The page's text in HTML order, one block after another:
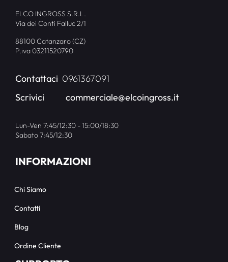
ELCO INGROSS S.R.L.
Via dei Conti Falluc 2/1
88100 Catanzaro (CZ)
P.iva 03211520790
Contattaci 0961367091
Scrivici
commerciale@elcoingross.it
Lun-Ven 7:45/12:30 - 15:00/18:30
Sabato 7:45/12:30
INFORMAZIONI
Chi Siamo
Contatti
Blog
Ordine Cliente